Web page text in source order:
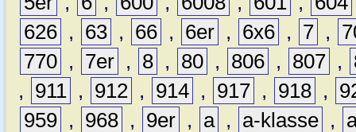
626 , 63 , 66 , 6er , 6x6 , 7 ,
770 , 7er , 8 , 80 , 806 , 807 ,
,
911 , 912 , 914 , 917 , 918 ,
959 , 968 , 9er , a , a-klasse ,